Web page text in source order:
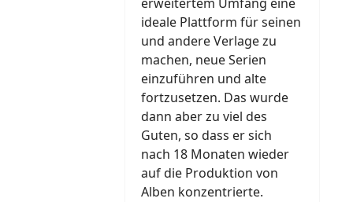
ideale Plattform für seinen
und andere Verlage zu
machen, neue Serien
einzuführen und alte
fortzusetzen. Das wurde
dann aber zu viel des
Guten, so dass er sich
nach 18 Monaten wieder
auf die Produktion von
Alben konzentrierte.